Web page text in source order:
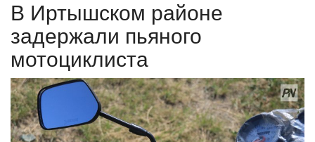
ПАВЛОДАРСКАЯ ОБЛАСТЬ
КАЗАХСТАН
МИР
СПЕЦПРОЕКТЫ
В Иртышском районе
задержали пьяного
мотоциклиста